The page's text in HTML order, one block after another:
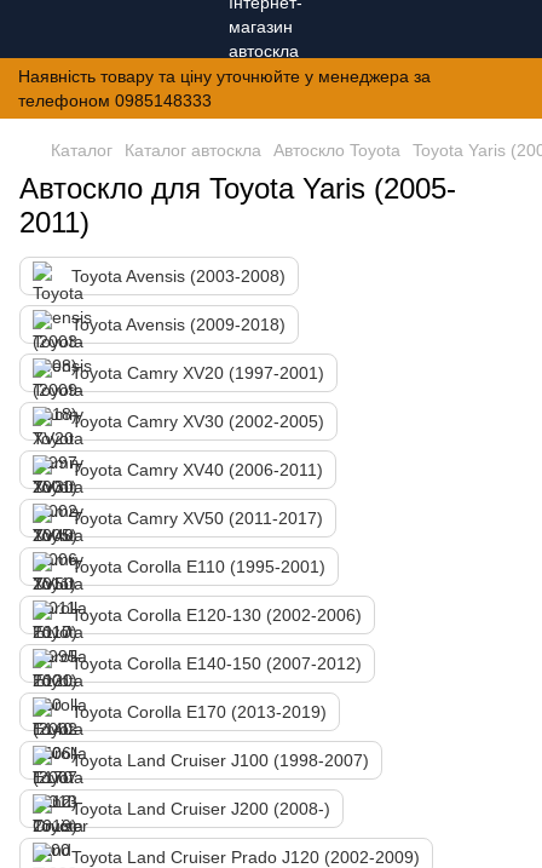
Наявність товару та ціну уточнюйте у менеджера за
телефоном 0985148333
Каталог Каталог автоскла Автоскло Toyota Toyota Yaris
Автоскло для Toyota Yaris (2005-
2011)
Toyota Avensis (2003-2008)
Toyota Avensis (2009-2018)
Toyota Camry XV20 (1997-2001)
Toyota Camry XV30 (2002-2005)
Toyota Camry XV40 (2006-2011)
Toyota Camry XV50 (2011-2017)
Toyota Corolla E110 (1995-2001)
Toyota Corolla E120-130 (2002-2006)
Toyota Corolla E140-150 (2007-2012)
Toyota Corolla E170 (2013-2019)
Toyota Land Cruiser J100 (1998-2007)
Toyota Land Cruiser J200 (2008-)
Toyota Land Cruiser Prado J120 (2002-2009)